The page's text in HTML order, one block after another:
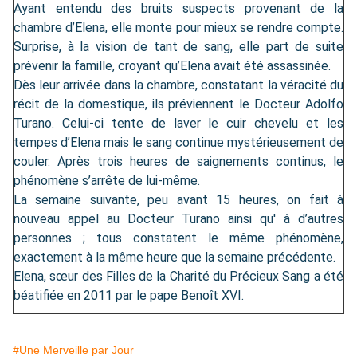
Ayant entendu des bruits suspects provenant de la
chambre d’Elena, elle monte pour mieux se rendre compte.
Surprise, à la vision de tant de sang, elle part de suite
prévenir la famille, croyant qu’Elena avait été assassinée.
Dès leur arrivée dans la chambre, constatant la véracité du
récit de la domestique, ils préviennent le Docteur Adolfo
Turano. Celui-ci tente de laver le cuir chevelu et les
tempes d’Elena mais le sang continue mystérieusement de
couler. Après trois heures de saignements continus, le
phénomène s’arrête de lui-même.
La semaine suivante, peu avant 15 heures, on fait à
nouveau appel au Docteur Turano ainsi qu' à d’autres
personnes ; tous constatent le même phénomène,
exactement à la même heure que la semaine précédente.
Elena, sœur des Filles de la Charité du Précieux Sang a été
béatifiée en 2011 par le pape Benoît XVI.
#Une Merveille par Jour